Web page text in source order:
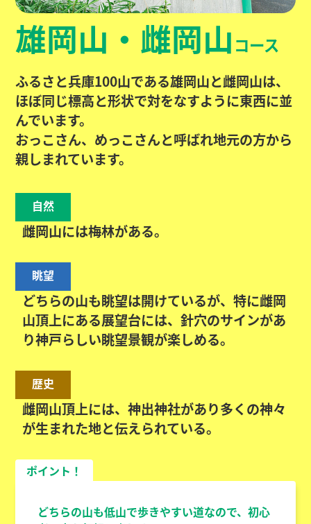
雄岡山・雌岡山 コース
ふるさと兵庫100山である雄岡山と雌岡山は、
ほぼ同じ標高と形状で対をなすように東西に並
んでいます。
おっこさん、めっこさんと呼ばれ地元の方から
親しまれています。
自然
雌岡山には梅林がある。
眺望
どちらの山も眺望は開けているが、特に雌岡
山頂上にある展望台には、針穴のサインがあ
り神戸らしい眺望景観が楽しめる。
歴史
雌岡山頂上には、神出神社があり多くの神々
が生まれた地と伝えられている。
ポイント！
どちらの山も低山で歩きやすい道なので、初心